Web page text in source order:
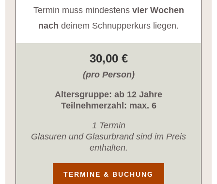
Termin muss mindestens vier Wochen
nach deinem Schnupperkurs liegen.
30,00 €
(pro Person)
Altersgruppe: ab 12 Jahre
Teilnehmerzahl: max. 6
1 Termin
Glasuren und Glasurbrand sind im Preis
enthalten.
TERMINE & BUCHUNG